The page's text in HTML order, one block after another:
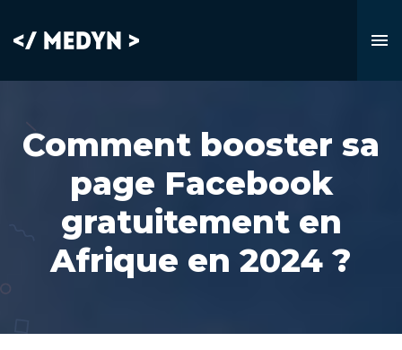
Comment booster sa
page Facebook
gratuitement en
Afrique en 2024 ?